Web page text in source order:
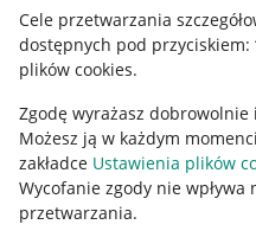
Cele przetwarzania
dostępnych pod przyciskiem:
plików cookies.
Zgodę wyrażasz
Możesz ją w każdym
zakładce Ustawienia plików
Wycofanie zgody nie
przetwarzania.
Udostępnianie lokalizacji
Informacje dla Aktu o
Pobierz aplikację